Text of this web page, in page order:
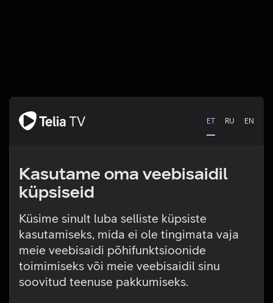
ET RU EN
Kasutame oma veebisaidil
küpsiseid
Küsime sinult luba selliste küpsiste
kasutamiseks, mida ei ole tingimata vaja
meie veebisaidi põhifunktsioonide
toimimiseks või meie veebisaidil sinu
soovitud teenuse pakkumiseks.
Tehniline viga